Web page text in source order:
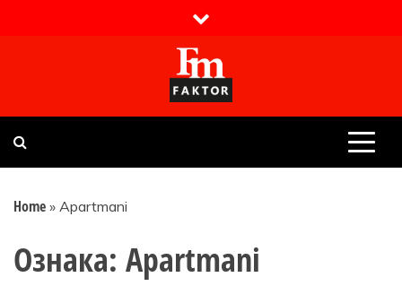
Faktor magazin
Uvijek presudan
Home » Apartmani
Ознака: Apartmani